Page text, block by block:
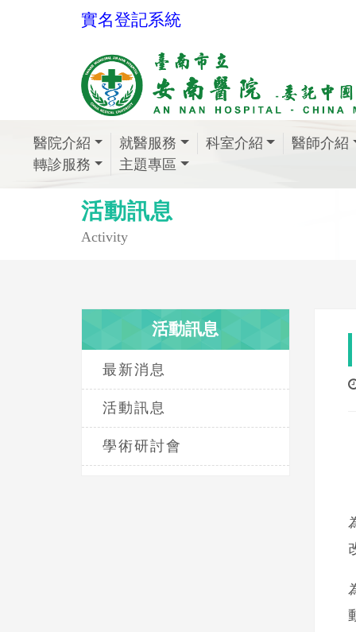
實名登記系統
醫院介紹 就醫服務 科室介紹
醫師介紹
轉診服務
主題專區
活動訊息
Activity
活動訊息
最新消息
活動訊息
學術研討會